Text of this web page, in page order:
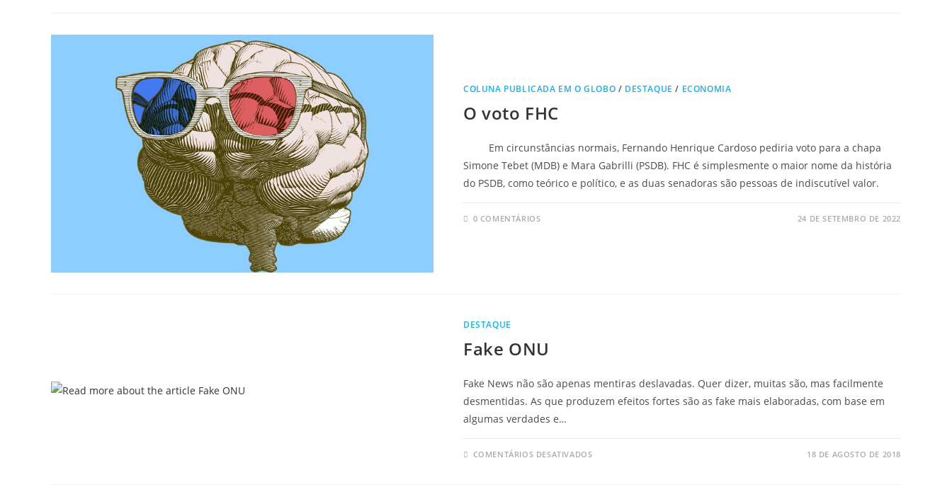
COLUNA PUBLICADA EM O GLOBO / DESTAQUE / ECONOMIA
O voto FHC
Em circunstâncias normais, Fernando Henrique Cardoso pediria voto para a chapa
Simone Tebet (MDB) e Mara Gabrilli (PSDB). FHC é simplesmente o maior nome da história
do PSDB, como teórico e político, e as duas senadoras são pessoas de indiscutível valor.
0 COMENTÁRIOS 24 DE SETEMBRO DE 2022
DESTAQUE
Fake ONU
Fake News não são apenas mentiras deslavadas. Quer dizer, muitas são, mas facilmente
desmentidas. As que produzem efeitos fortes são as fake mais elaboradas, com base em
algumas verdades e…
COMENTÁRIOS DESATIVADOS 18 DE AGOSTO DE 2018